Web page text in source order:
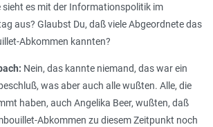
sieht es mit der Informationspolitik im
aus? Glaubst Du, daß viele Abgeordnete das
Abkommen kannten?
Nein, das kannte niemand, das war ein
was aber auch alle wußten. Alle, die
haben, auch Angelika Beer, wußten, daß
Abkommen zu diesem Zeitpunkt noch